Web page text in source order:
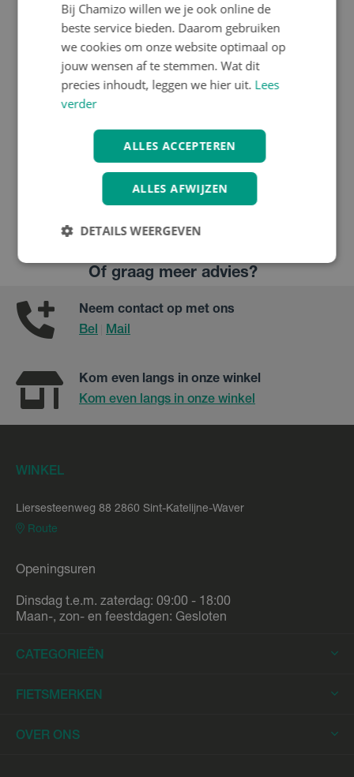
Busch & Müller
Busch & Müller Spiegel
Fietsspiegels | Chamizo
Of graag meer advies?
Neem contact op met ons
Bel
Mail
Kom even langs in onze winkel
Kom even langs in onze winkel
WINKEL
Liersesteenweg 88 2860 Sint-Katelijne-Waver
Route
Openingsuren
Dinsdag t.e.m. zaterdag: 09:00 - 18:00
Maan-, zon- en feestdagen: Gesloten
CATEGORIEËN
Elektrische Fietsen
Elektrische Racefietsen
FIETSMERKEN
Trek
OVER ONS
Bij Chamizo willen we je ook online de
beste service bieden. Daarom gebruiken
we cookies om onze website optimaal op
jouw wensen af te stemmen. Wat dit
precies inhoudt, leggen we hier uit. Lees
verder
ALLES ACCEPTEREN
ALLES AFWIJZEN
DETAILS WEERGEVEN